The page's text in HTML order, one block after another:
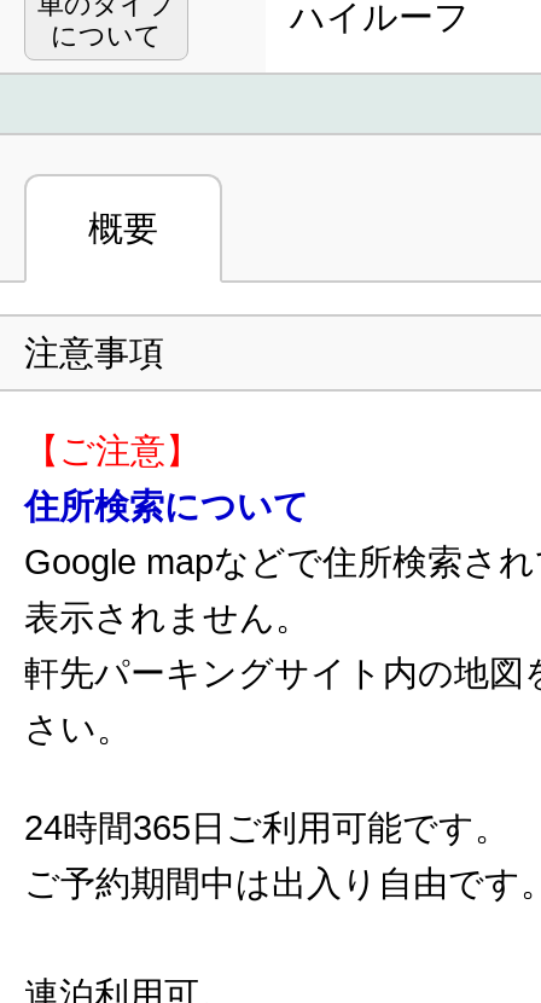
について
ハイルーフ
概要
注意事項
【ご注意】
住所検索について
Google mapなどで住所検索さ
表示されません。
軒先パーキングサイト内の地図
さい。
24時間365日ご利用可能です。
ご予約期間中は出入り自由です
連泊利用可。